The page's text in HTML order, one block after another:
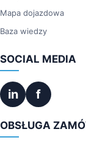
Mapa dojazdowa
Baza wiedzy
SOCIAL MEDIA
in f
OBSŁUGA